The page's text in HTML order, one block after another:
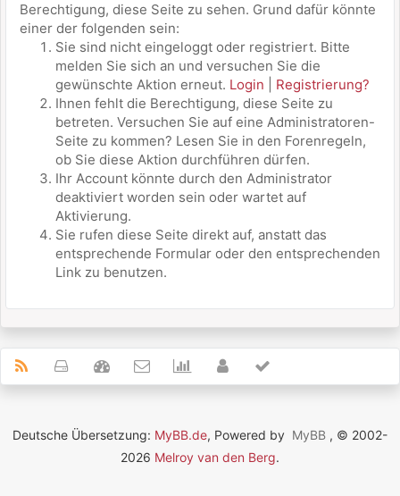
Berechtigung, diese Seite zu sehen. Grund dafür könnte
einer der folgenden sein:
Sie sind nicht eingeloggt oder registriert. Bitte
melden Sie sich an und versuchen Sie die
gewünschte Aktion erneut. Login
Registrierung?
Ihnen fehlt die Berechtigung, diese Seite zu
betreten. Versuchen Sie auf eine Administratoren-
Seite zu kommen? Lesen Sie in den Forenregeln,
ob Sie diese Aktion durchführen dürfen.
Ihr Account könnte durch den Administrator
deaktiviert worden sein oder wartet auf
Aktivierung.
Sie rufen diese Seite direkt auf, anstatt das
entsprechende Formular oder den entsprechenden
Link zu benutzen.
Deutsche Übersetzung: MyBB.de, Powered by MyBB , © 2002-
2026 Melroy van den Berg.